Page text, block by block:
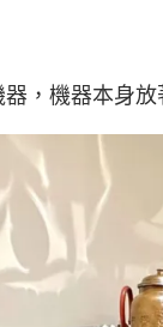
，機器本身